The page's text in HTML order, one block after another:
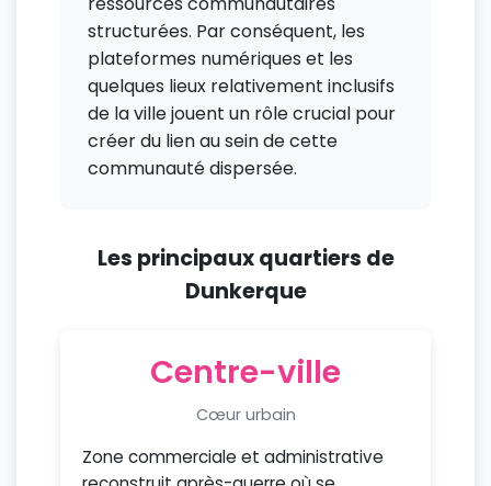
structurées. Par conséquent, les
plateformes numériques et les
quelques lieux relativement inclusifs
de la ville jouent un rôle crucial pour
créer du lien au sein de cette
communauté dispersée.
Les principaux quartiers de
Dunkerque
Centre-ville
Cœur urbain
Zone commerciale et administrative